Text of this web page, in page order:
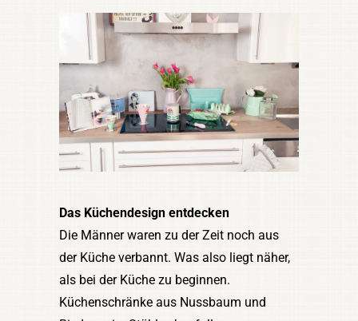
Das Küchendesign entdecken
Die Männer waren zu der Zeit noch aus
der Küche verbannt. Was also liegt näher,
als bei der Küche zu beginnen.
Küchenschränke aus Nussbaum und